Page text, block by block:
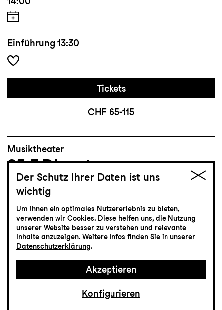
Einführung 13:30
Tickets
CHF 65-115
Musiktheater
25.5Dienstag
Hoffmanns Erzählungen
Oper von Jacques Offenbach
Grosses Haus
19:30
Der Schutz Ihrer Daten ist uns
wichtig
Um Ihnen ein optimales Nutzererlebnis zu bieten,
verwenden wir Cookies. Diese helfen uns, die Nutzung
unserer Website besser zu verstehen und relevante
Inhalte anzuzeigen. Weitere Infos finden Sie in unserer
Datenschutzerklärung.
Akzeptieren
Konfigurieren